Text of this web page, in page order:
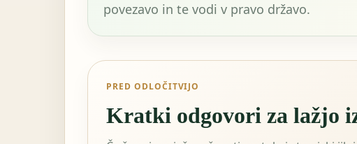
povezavo in te vodi v pravo državo.
PRED ODLOČITVIJO
Kratki odgovori za lažjo